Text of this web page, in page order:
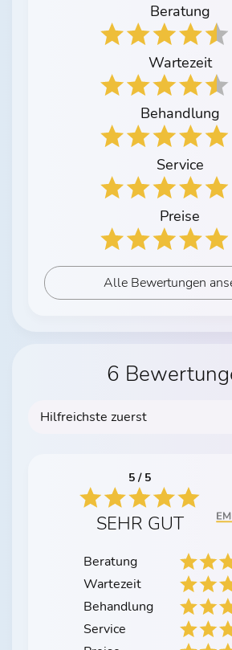
Beratung
Wartezeit
Behandlung
Service
Preise
Alle Bewertungen
6
Hilfreichste zuerst
5 / 5
SEHR GUT
Beratung
Wartezeit
Behandlung
Service